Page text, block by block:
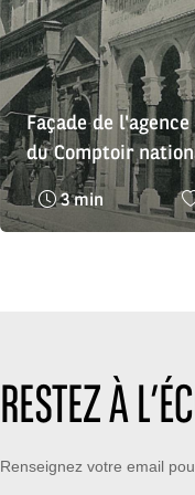
Façade de l'agence
du Comptoir
d'escompte de Paris
Temps
3 min
RESTEZ À
Restez
Renseignez votre email